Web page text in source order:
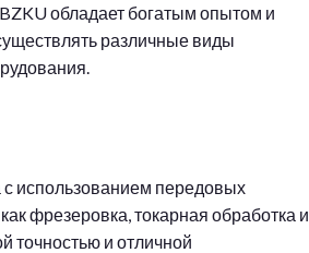
обладает богатым опытом и
различные виды
использованием передовых
фрезеровка, токарная обработка и
точностью и отличной